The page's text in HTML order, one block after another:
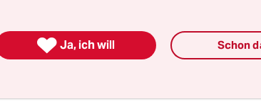
 Ja, ich will Schon